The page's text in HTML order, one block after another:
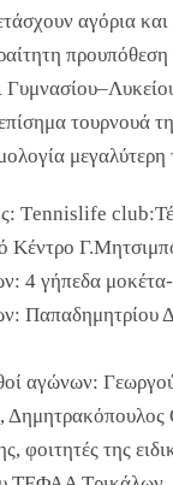
αγόρια και
προυπόθεση
τουρνουά
Τennislife
Κέντρο
4 γήπεδα
Παπαδημητρίου
αγώνων:
Δημητρακόπουλος
φοιτητές της